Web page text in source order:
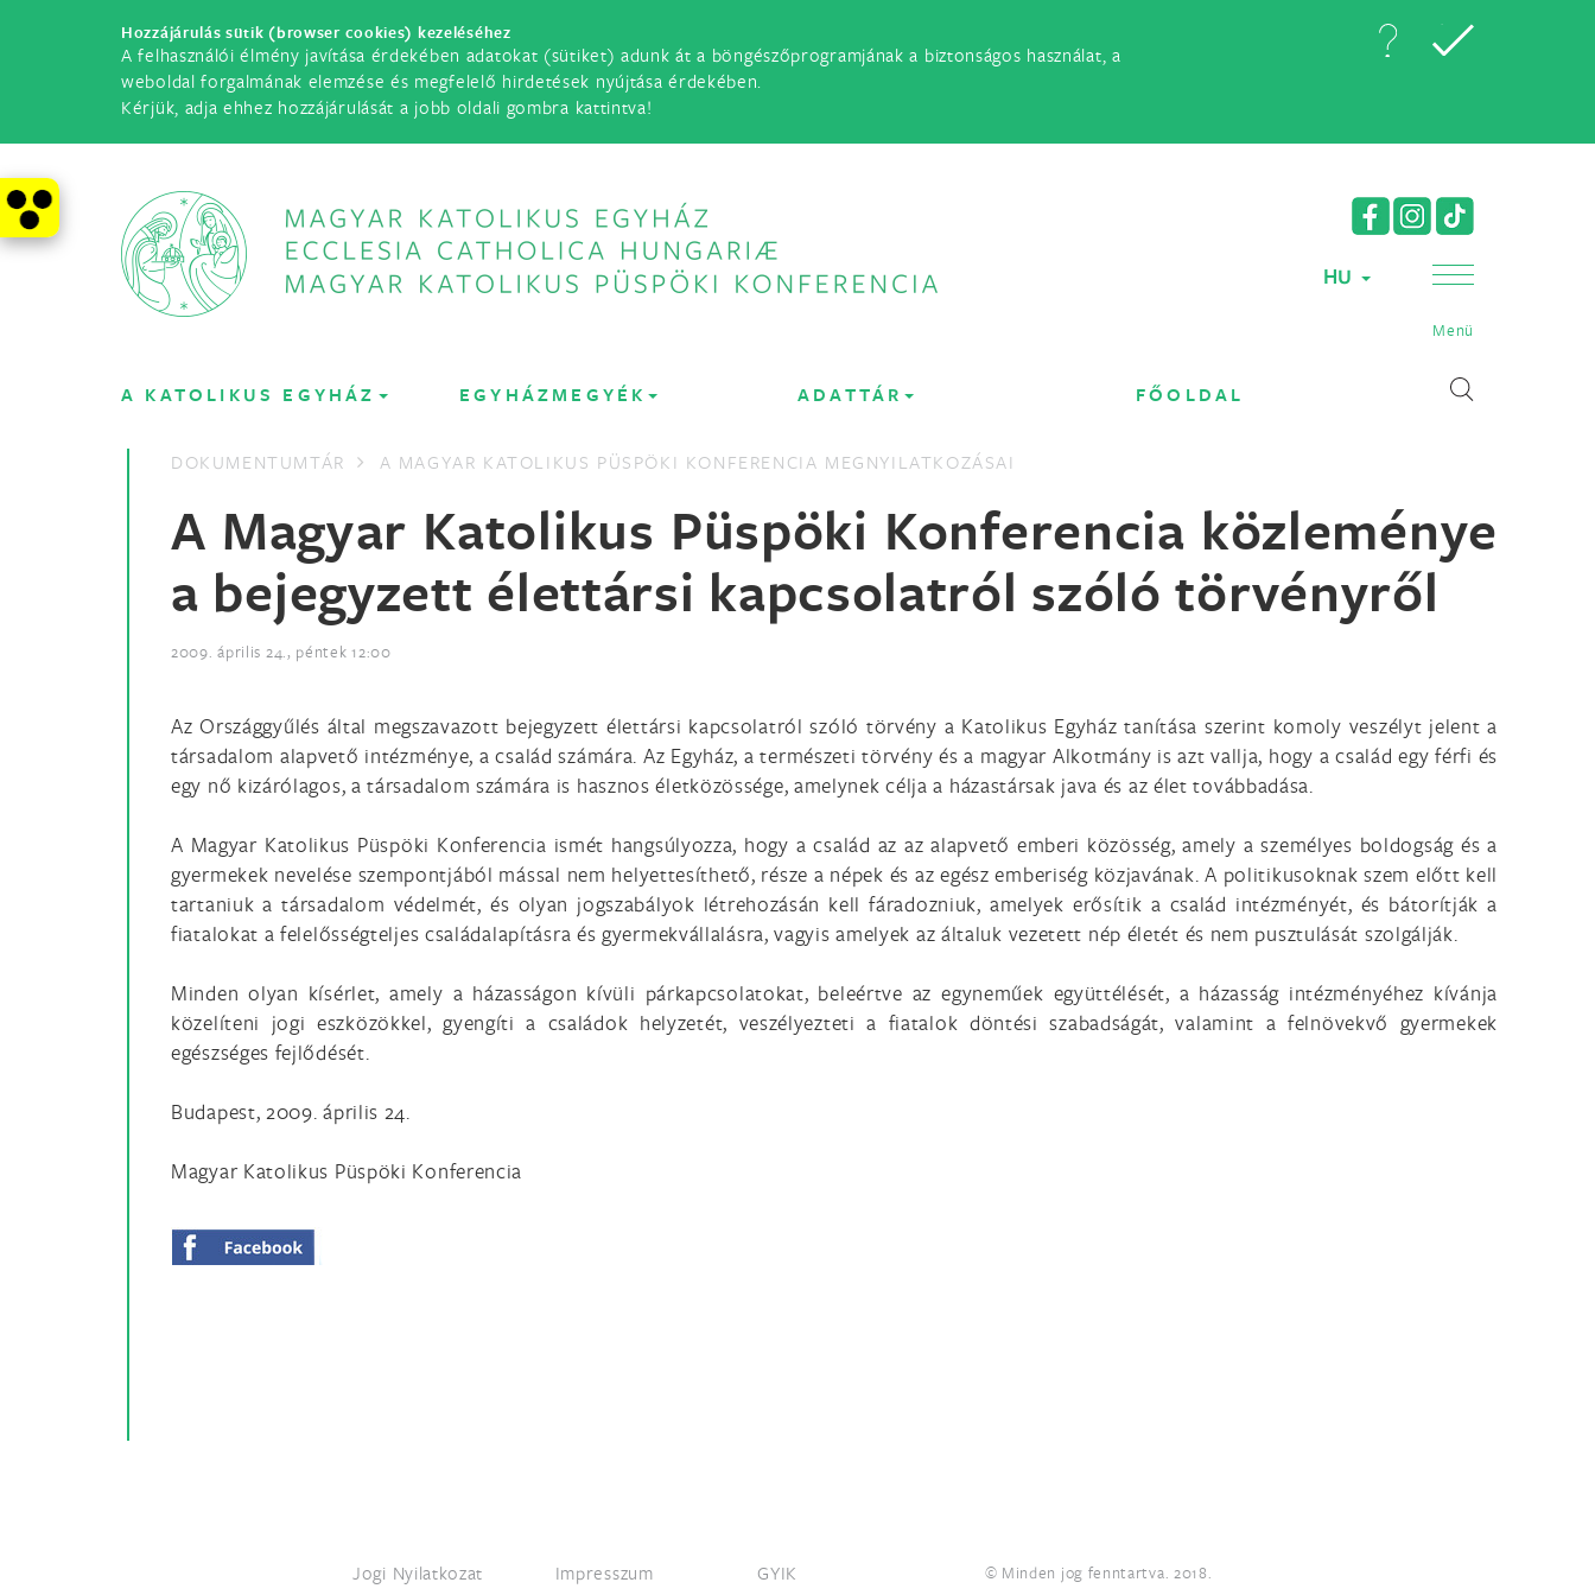
Hozzájárulás sütik (browser cookies) kezeléséhez
A felhasználói élmény javítása érdekében adatokat (sütiket) adunk át a böngészőprogramjának a biztonságos használat, a
weboldal forgalmának elemzése és megfelelő hirdetések nyújtása érdekében.
Kérjük, adja ehhez hozzájárulását a jobb oldali gombra kattintva!
HU
Menü
A KATOLIKUS EGYHÁZ EGYHÁZMEGYÉK ADATTÁR FŐOLDAL
DOKUMENTUMTÁR A MAGYAR KATOLIKUS PÜSPÖKI KONFERENCIA MEGNYILATKOZÁSAI
A Magyar Katolikus Püspöki Konferencia közleménye
a bejegyzett élettársi kapcsolatról szóló törvényről
2009. április 24., péntek 12:00
Az Országgyűlés által megszavazott bejegyzett élettársi kapcsolatról szóló törvény a Katolikus Egyház tanítása szerint komoly veszélyt jelent a
társadalom alapvető intézménye, a család számára. Az Egyház, a természeti törvény és a magyar Alkotmány is azt vallja, hogy a család egy férfi és
egy nő kizárólagos, a társadalom számára is hasznos életközössége, amelynek célja a házastársak java és az élet továbbadása.
A Magyar Katolikus Püspöki Konferencia ismét hangsúlyozza, hogy a család az az alapvető emberi közösség, amely a személyes boldogság és a
gyermekek nevelése szempontjából mással nem helyettesíthető, része a népek és az egész emberiség közjavának. A politikusoknak szem előtt kell
tartaniuk a társadalom védelmét, és olyan jogszabályok létrehozásán kell fáradozniuk, amelyek erősítik a család intézményét, és bátorítják a
fiatalokat a felelősségteljes családalapításra és gyermekvállalásra, vagyis amelyek az általuk vezetett nép életét és nem pusztulását szolgálják.
Minden olyan kísérlet, amely a házasságon kívüli párkapcsolatokat, beleértve az egyneműek együttélését, a házasság intézményéhez kívánja
közelíteni jogi eszközökkel, gyengíti a családok helyzetét, veszélyezteti a fiatalok döntési szabadságát, valamint a felnövekvő gyermekek
egészséges fejlődését.
Budapest, 2009. április 24.
Magyar Katolikus Püspöki Konferencia
Jogi Nyilatkozat Impresszum GYIK © Minden jog fenntartva. 2018.